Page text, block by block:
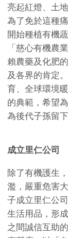
亮起紅燈、土
為了免於這種
開始種植有機
「慈心有機農
賴農藥及化肥
及各界的肯定
育、全球環境
的典範，希望
為後代子孫留下
成立里仁公司
除了有機護生
濫，嚴重危害
子成立里仁公
生活用品，形
之間誠信互助